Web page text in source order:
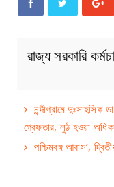
রাজ্য সরকারি
নন্দীগ্রামে
গ্রেফতার, লুঠ হওয়া
পশ্চিমবঙ্গ আবাস’,